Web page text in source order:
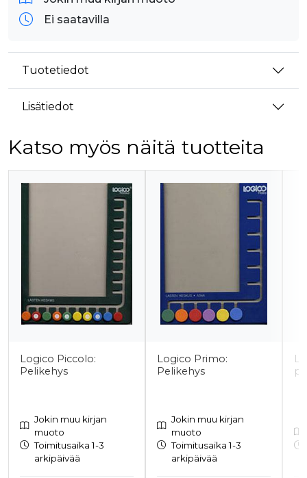
Ei saatavilla
Tuotetiedot
Lisätiedot
Katso myös näitä tuotteita
Tuoteluettelon alku
Logico Piccolo:
Pelikehys
Jokin muu kirjan
muoto
Toimitusaika 1-3
arkipäivää
Logico Primo:
Pelikehys
Jokin muu kirjan
muoto
Toimitusaika 1-3
arkipäivää